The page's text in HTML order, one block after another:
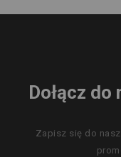
Dołącz
Zapisz się do